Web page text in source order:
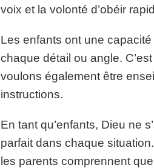
voix et la volonté d’obéir
Les enfants ont une
chaque détail ou angle.
voulons également être
instructions.
En tant qu’enfants, Dieu ne
parfait dans chaque
les parents comprennent